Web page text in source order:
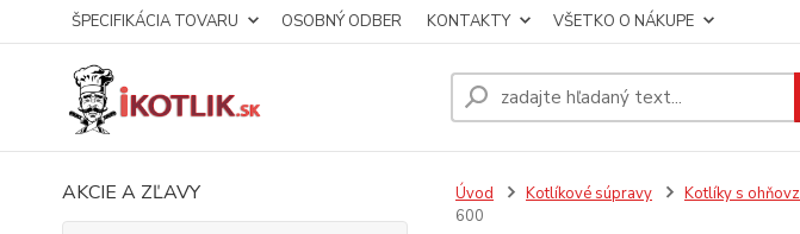
ŠPECIFIKÁCIA TOVARU OSOBNÝ ODBER KONTAKTY VŠETKO O NÁKUPE
AKCIE A ZĽAVY Úvod Kotlíkové súpravy Kotlíky s
600